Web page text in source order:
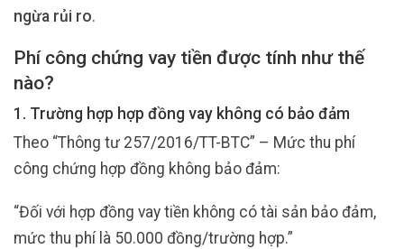
ngừa rủi ro.
Phí công chứng vay tiền được tính như thế
nào?
1. Trường hợp hợp đồng vay không có bảo đảm
Theo “Thông tư 257/2016/TT-BTC” – Mức thu phí
công chứng hợp đồng không bảo đảm:
“Đối với hợp đồng vay tiền không có tài sản bảo đảm,
mức thu phí là 50.000 đồng/trường hợp.”